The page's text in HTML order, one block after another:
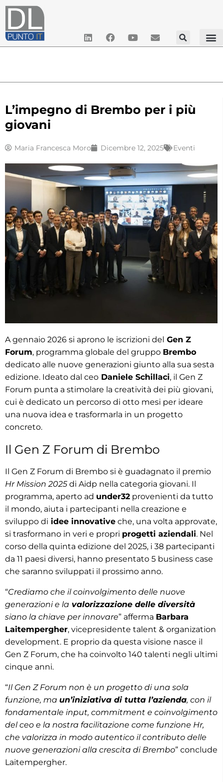
L’impegno di Brembo per i più
giovani
Maria Francesca Moro Dicembre 12, 2025 Eventi
A gennaio 2026 si aprono le iscrizioni del Gen Z
Forum, programma globale del gruppo Brembo
dedicato alle nuove generazioni giunto alla sua sesta
edizione. Ideato dal ceo Daniele Schillaci, il Gen Z
Forum punta a stimolare la creatività dei più giovani,
cui è dedicato un percorso di otto mesi per ideare
una nuova idea e trasformarla in un progetto
concreto.
Il Gen Z Forum di Brembo
Il Gen Z Forum di Brembo si è guadagnato il premio
Hr Mission 2025 di Aidp nella categoria giovani. Il
programma, aperto ad under32 provenienti da tutto
il mondo, aiuta i partecipanti nella creazione e
sviluppo di idee innovative che, una volta approvate,
si trasformano in veri e propri progetti aziendali. Nel
corso della quinta edizione del 2025, i 38 partecipanti
da 11 paesi diversi, hanno presentato 5 business case
che saranno sviluppati il prossimo anno.
“Crediamo che il coinvolgimento delle nuove
generazioni e la valorizzazione delle diversità
siano la chiave per innovare” afferma Barbara
Laitempergher, vicepresidente talent & organization
development. E proprio da questa visione nasce il
Gen Z Forum, che ha coinvolto 140 talenti negli ultimi
cinque anni.
“Il Gen Z Forum non è un progetto di una sola
funzione, ma un’iniziativa di tutta l’azienda, con il
fondamentale input, commitment e coinvolgimento
del ceo e la nostra facilitazione come funzione Hr,
che valorizza in modo autentico il contributo delle
nuove generazioni alla crescita di Brembo” conclude
Laitempergher.